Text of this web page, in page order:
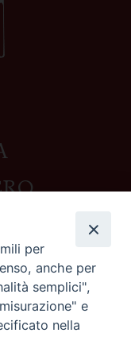
per
anche per
semplici",
e
nella